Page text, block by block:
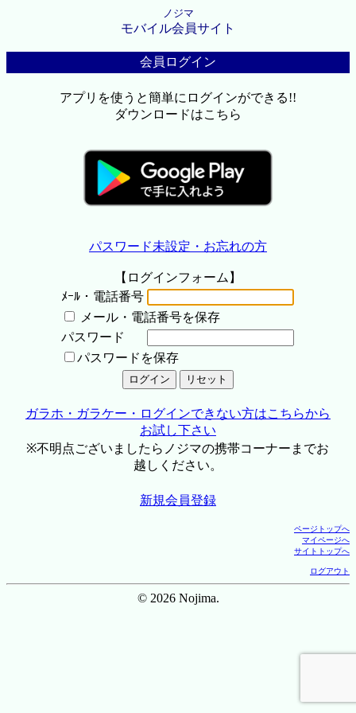
ノジマ
モバイル会員サイト
会員ログイン
アプリを使うと簡単にログインができる!!
ダウンロードはこちら
パスワード未設定・お忘れの方
【ログインフォーム】
ﾒｰﾙ・電話番号
メール・電話番号を保存
パスワード
パスワードを保存
ガラホ・ガラケー・ログインできない方はこちらから
お試し下さい
※不明点ございましたらノジマの携帯コーナーまでお
越しください。
新規会員登録
ページトップへ
マイページへ
サイトトップへ
ログアウト
© 2026 Nojima.